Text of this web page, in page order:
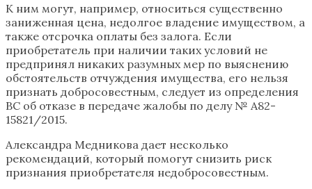
К ним могут, например, относиться существенно
заниженная цена, недолгое владение имуществом, а
также отсрочка оплаты без залога. Если
приобретатель при наличии таких условий не
предпринял никаких разумных мер по выяснению
обстоятельств отчуждения имущества, его нельзя
признать добросовестным, следует из определения
ВС об отказе в передаче жалобы по делу № А82-
15821/2015.
Александра Медникова дает несколько
рекомендаций, который помогут снизить риск
признания приобретателя недобросовестным.